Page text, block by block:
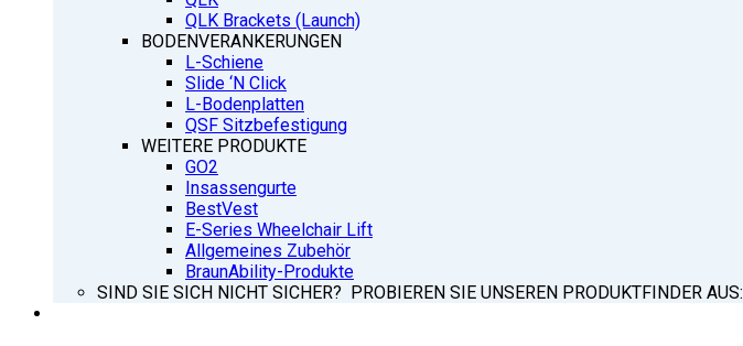
QLK Brackets (Launch)
BODENVERANKERUNGEN
L-Schiene
Slide ‘N Click
L-Bodenplatten
QSF Sitzbefestigung
WEITERE PRODUKTE
GO2
Insassengurte
BestVest
E-Series Wheelchair Lift
Allgemeines Zubehör
BraunAbility-Produkte
SIND SIE SICH NICHT SICHER? PROBIEREN SIE UNSEREN PRODUKTFINDER AUS: